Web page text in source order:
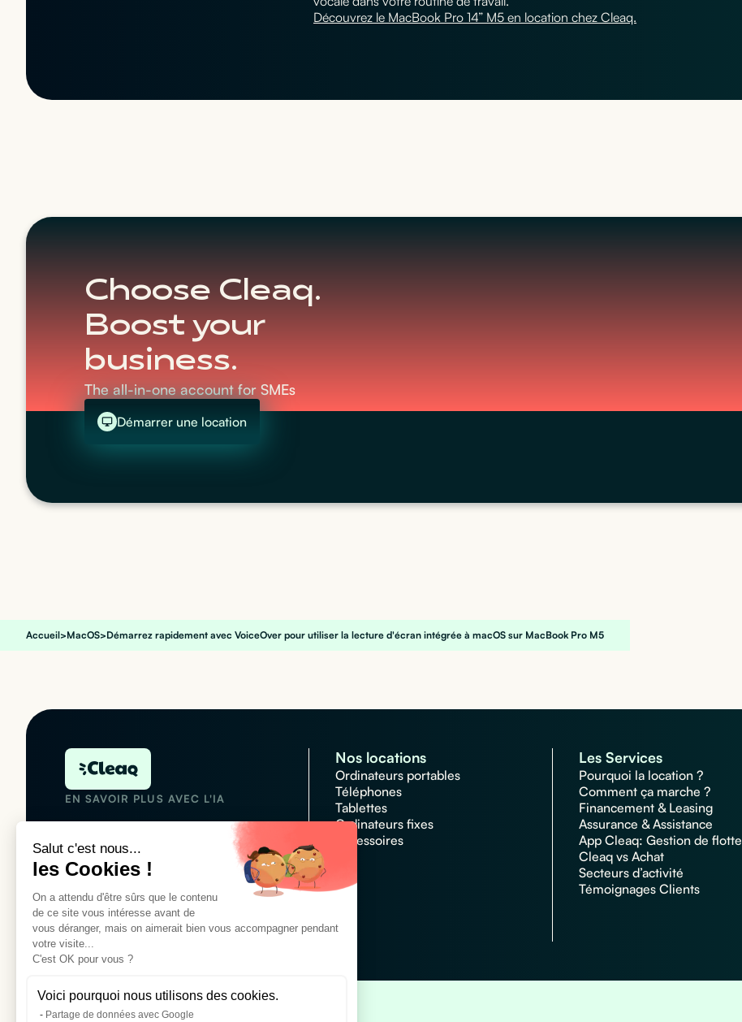
Salut c'est nous...
les Cookies !
On a attendu d'être sûrs que le contenu
de ce site vous intéresse avant de
vous déranger, mais on aimerait bien vous accompagner pendant
votre visite...
C'est OK pour vous ?
Voici pourquoi nous utilisons des cookies.
Partage de données avec Google
Découvrez le MacBook Pro 14” M5 en location chez Cleaq.
Choose Cleaq.
Boost your
business.
The all-in-one account for SMEs
Démarrer une location
Accueil>MacOS>Démarrez rapidement avec VoiceOver pour utiliser la lecture d'écran intégrée à macOS sur MacBook Pro M5
EN SAVOIR PLUS AVEC L'IA
locations informatique
Customer rating : 4,7/5
Nos locations
Ordinateurs portables
Téléphones
Tablettes
Ordinateurs fixes
Accessoires
Les Services
Pourquoi la location ?
Comment ça marche ?
Financement & Leasing
Assurance & Assistance
App Cleaq: Gestion de flotte
Cleaq vs Achat
Secteurs d’activité
Témoignages Clients